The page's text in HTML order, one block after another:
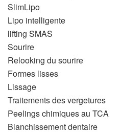
SlimLipo
Lipo intelligente
lifting SMAS
Sourire
Relooking du sourire
Formes lisses
Lissage
Traitements des vergetures
Peelings chimiques au TCA
Blanchissement dentaire